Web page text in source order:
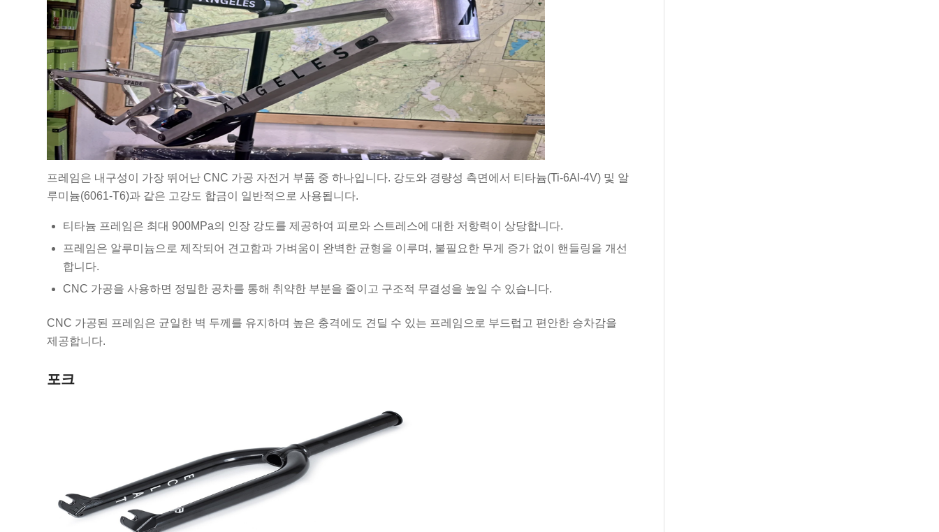
프레임은 내구성이 가장 뛰어난 CNC 가공 자전거 부품 중 하나입니다. 강도와 경량성 측면에서 티타늄(Ti-6Al-4V) 및 알
루미늄(6061-T6)과 같은 고강도 합금이 일반적으로 사용됩니다.
티타늄 프레임은 최대 900MPa의 인장 강도를 제공하여 피로와 스트레스에 대한 저항력이 상당합니다.
프레임은 알루미늄으로 제작되어 견고함과 가벼움이 완벽한 균형을 이루며, 불필요한 무게 증가 없이 핸들링을 개선
합니다.
CNC 가공을 사용하면 정밀한 공차를 통해 취약한 부분을 줄이고 구조적 무결성을 높일 수 있습니다.
CNC 가공된 프레임은 균일한 벽 두께를 유지하며 높은 충격에도 견딜 수 있는 프레임으로 부드럽고 편안한 승차감을
제공합니다.
포크